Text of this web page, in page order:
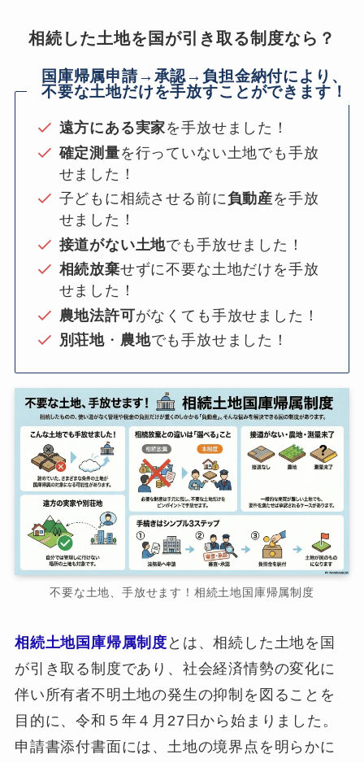
相続した土地を国が引き取る制度なら？
国庫帰属申請→承認→負担金納付により、
不要な土地だけを手放すことができます！
遠方にある実家を手放せました！
確定測量を行っていない土地でも手放
せました！
子どもに相続させる前に負動産を手放
せました！
接道がない土地でも手放せました！
相続放棄せずに不要な土地だけを手放
せました！
農地法許可がなくても手放せました！
別荘地 ・ 農地でも手放せました！
不要な土地、手放せます！相続土地国庫帰属制度
相続土地国庫帰属制度 とは、相続した土地を国
が引き取る制度であり、社会経済情勢の変化に
伴い所有者不明土地の発生の抑制を図ることを
目的に、令和５年４月27日から始まりました。
申請書添付書面には、土地の境界点を明らかに